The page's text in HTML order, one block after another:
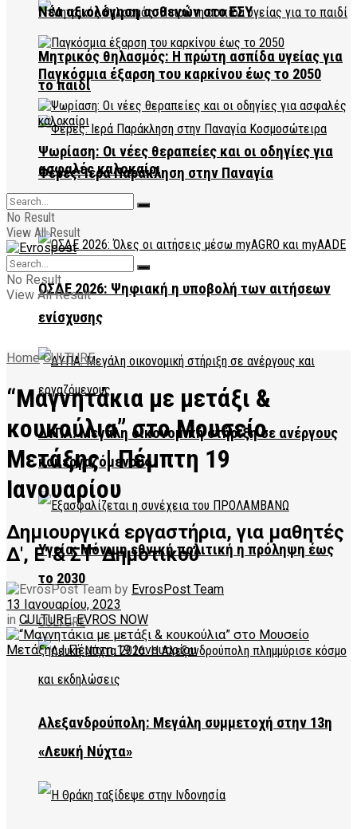
Μητρικός θηλασμός: Η πρώτη ασπίδα υγείας για
το παιδί
Φέρες: Ιερά Παράκληση στην Παναγία
Κοσμοσώτειρα
ΟΣΔΕ 2026: Ψηφιακή η υποβολή των αιτήσεων
ενίσχυσης
ΔΥΠΑ: Μεγάλη οικονομική στήριξη σε ανέργους
και εργαζόμενους
Υγεία: Μόνιμη εθνική πολιτική η πρόληψη έως
το 2030
CULTURE
Αλεξανδρούπολη: Μεγάλη συμμετοχή στην 13η
«Λευκή Νύχτα»
Νέα αξιολόγηση ασθενών στο ΕΣΥ
Παγκόσμια έξαρση του καρκίνου έως το 2050
Ψωρίαση: Οι νέες θεραπείες και οι οδηγίες για
ασφαλές καλοκαίρι
No Result
View All Result
No Result
View All Result
Home CULTURE
“Μαγνητάκια με μετάξι &
κουκούλια” στο Μουσείο
Μετάξης | Πέμπτη 19
Ιανουαρίου
Δημιουργικά εργαστήρια, για μαθητές
Δ', Ε' & ΣΤ' Δημοτικού
by EvrosPost Team
13 Ιανουαρίου, 2023
in CULTURE,EVROS NOW